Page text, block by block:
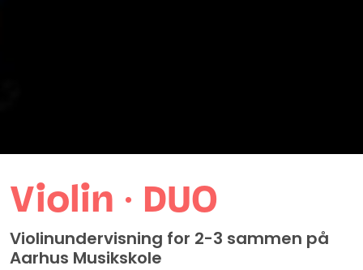
Violin ∙ DUO
Violinundervisning for 2-3 sammen på
Aarhus Musikskole